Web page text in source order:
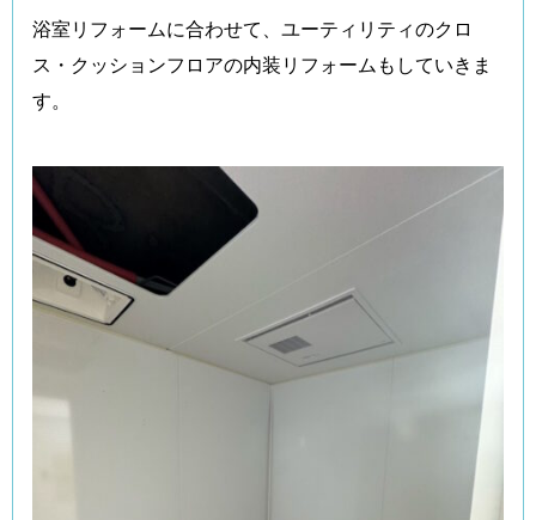
浴室リフォームに合わせて、ユーティリティのクロ
ス・クッションフロアの内装リフォームもしていきま
す。